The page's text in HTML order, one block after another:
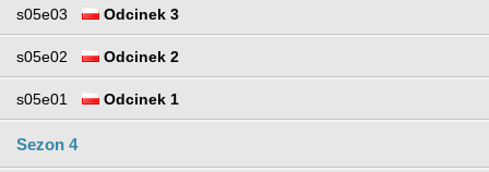
s05e03 Odcinek 3
s05e02 Odcinek 2
s05e01 Odcinek 1
Sezon 4